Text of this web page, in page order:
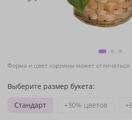
Форма и цвет корзины может отличаться
Выберите размер букета:
Стандарт
+30% цветов